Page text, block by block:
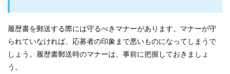
履歴書を郵送する際には守るべきマナーがあります。マナーが守
られていなければ、応募者の印象まで悪いものになってしまうで
しょう。履歴書郵送時のマナーは、事前に把握しておきましょ
う。